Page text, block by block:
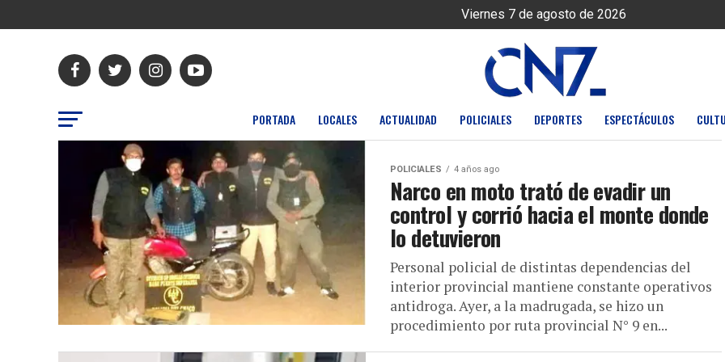
Viernes 7 de agosto de 2026
PORTADA LOCALES ACTUALIDAD POLICIALES DEPORTES ESPECTÁCULOS
POLICIALES 4 años ago
Narco en moto trató de evadir un
control y corrió hacia el monte donde
lo detuvieron
Personal policial de distintas dependencias del
interior provincial mantiene constante operativos
antidroga. Ayer, a la madrugada, se hizo un
procedimiento por ruta provincial N° 9 en...